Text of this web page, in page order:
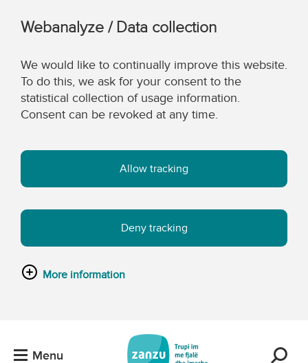
Webanalyze / Data collection
We would like to continually improve this website.
To do this, we ask for your consent to the
statistical collection of usage information.
Consent can be revoked at any time.
Allow tracking
Deny tracking
More information
Menu